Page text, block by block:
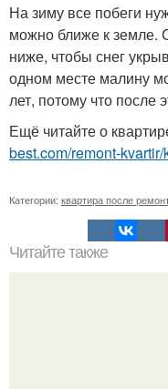
На зиму все побеги
можно ближе к земле.
ниже, чтобы снег
одном месте малину
лет, потому что после
Ещё читайте о
best.com/remont-
Категории: квартира после
Читайте также